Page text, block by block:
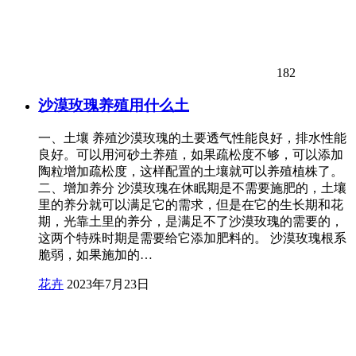
182
沙漠玫瑰养殖用什么土
一、土壤 养殖沙漠玫瑰的土要透气性能良好，排水性能
良好。可以用河砂土养殖，如果疏松度不够，可以添加
陶粒增加疏松度，这样配置的土壤就可以养殖植株了。
二、增加养分 沙漠玫瑰在休眠期是不需要施肥的，土壤
里的养分就可以满足它的需求，但是在它的生长期和花
期，光靠土里的养分，是满足不了沙漠玫瑰的需要的，
这两个特殊时期是需要给它添加肥料的。 沙漠玫瑰根系
脆弱，如果施加的…
花卉 2023年7月23日